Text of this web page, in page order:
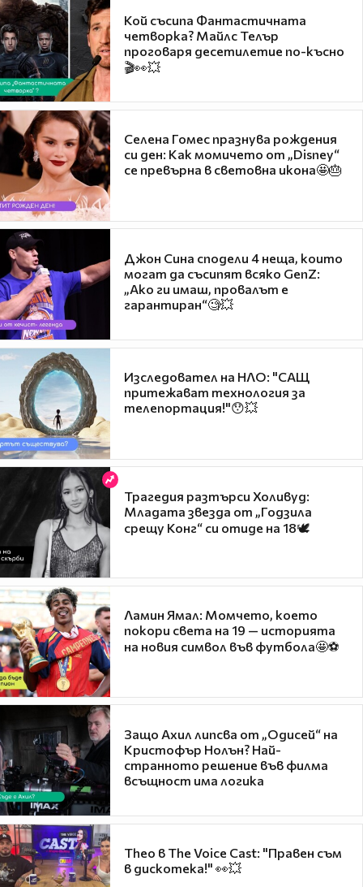
Кой съсипа Фантастичната
четворка? Майлс Телър
проговаря десетилетие по-късно
🎬👀💥
Селена Гомес празнува рождения
си ден: Как момичето от „Disney“
се превърна в световна икона🤩🎂
Джон Сина сподели 4 неща, които
могат да съсипят всяко GenZ:
„Ако ги имаш, провалът е
гарантиран“🧐💥
Изследовател на НЛО: "САЩ
притежават технология за
телепортация!"😯💥
Трагедия разтърси Холивуд:
Младата звезда от „Годзила
срещу Конг“ си отиде на 18🕊️
Ламин Ямал: Момчето, което
покори света на 19 — историята
на новия символ във футбола🤩⚽
Защо Ахил липсва от „Одисей“ на
Кристофър Нолън? Най-
странното решение във филма
всъщност има логика
Theo в The Voice Cast: "Правен съм
в дискотека!" 👀💥